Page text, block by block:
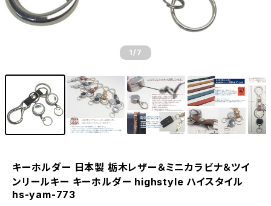
1 /7
キーホルダー 日本製 栃木レザー＆ミニカラビナ＆ツイ
ンリールキー キーホルダー highstyle ハイスタイル
hs-yam-773